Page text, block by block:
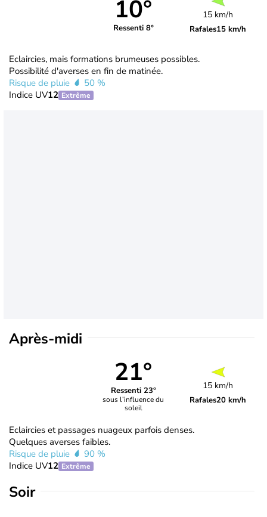
10°
Ressenti 8°
15 km/h
Rafales15 km/h
Eclaircies, mais formations brumeuses possibles.
Possibilité d'averses en fin de matinée.
Risque de pluie
50 %
Indice UV12 Extrême
Après-midi
21°
Ressenti 23°
sous l’influence du
soleil
15 km/h
Rafales20 km/h
Eclaircies et passages nuageux parfois denses.
Quelques averses faibles.
Risque de pluie
90 %
Indice UV12 Extrême
Soir